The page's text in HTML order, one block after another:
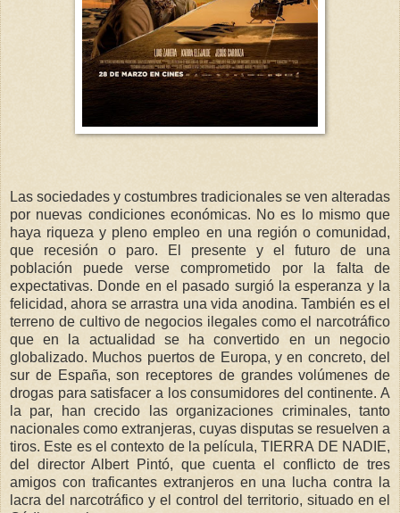
Las sociedades y costumbres tradicionales se ven alteradas
por nuevas condiciones económicas. No es lo mismo que
haya riqueza y pleno empleo en una región o comunidad,
que recesión o paro. El presente y el futuro de una
población puede verse comprometido por la falta de
expectativas. Donde en el pasado surgió la esperanza y la
felicidad, ahora se arrastra una vida anodina. También es el
terreno de cultivo de negocios ilegales como el narcotráfico
que en la actualidad se ha convertido en un negocio
globalizado. Muchos puertos de Europa, y en concreto, del
sur de España, son receptores de grandes volúmenes de
drogas para satisfacer a los consumidores del continente. A
la par, han crecido las organizaciones criminales, tanto
nacionales como extranjeras, cuyas disputas se resuelven a
tiros. Este es el contexto de la película, TIERRA DE NADIE,
del director Albert Pintó, que cuenta el conflicto de tres
amigos con traficantes extranjeros en una lucha contra la
lacra del narcotráfico y el control del territorio, situado en el